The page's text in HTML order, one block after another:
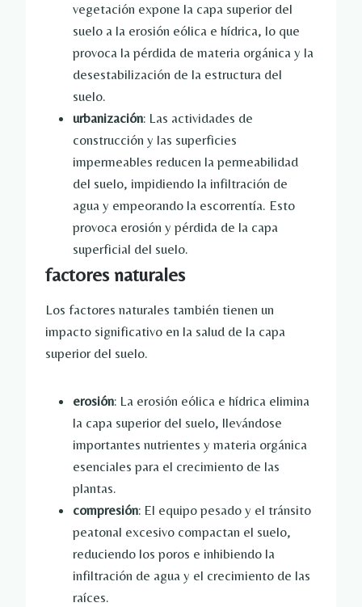
vegetación expone la capa superior del
suelo a la erosión eólica e hídrica, lo que
provoca la pérdida de materia orgánica y la
desestabilización de la estructura del
suelo.
urbanización: Las actividades de
construcción y las superficies
impermeables reducen la permeabilidad
del suelo, impidiendo la infiltración de
agua y empeorando la escorrentía. Esto
provoca erosión y pérdida de la capa
superficial del suelo.
factores naturales
Los factores naturales también tienen un
impacto significativo en la salud de la capa
superior del suelo.
erosión: La erosión eólica e hídrica elimina
la capa superior del suelo, llevándose
importantes nutrientes y materia orgánica
esenciales para el crecimiento de las
plantas.
compresión: El equipo pesado y el tránsito
peatonal excesivo compactan el suelo,
reduciendo los poros e inhibiendo la
infiltración de agua y el crecimiento de las
raíces.